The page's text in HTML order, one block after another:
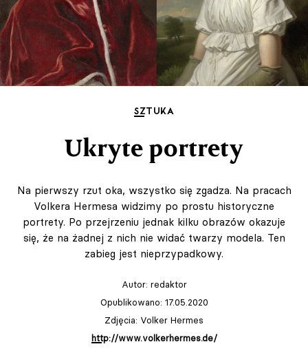
SZTUKA
Ukryte portrety
Na pierwszy rzut oka, wszystko się zgadza. Na pracach
Volkera Hermesa widzimy po prostu historyczne
portrety. Po przejrzeniu jednak kilku obrazów okazuje
się, że na żadnej z nich nie widać twarzy modela. Ten
zabieg jest nieprzypadkowy.
Autor: redaktor
Opublikowano: 17.05.2020
Zdjęcia: Volker Hermes
http://www.volkerhermes.de/